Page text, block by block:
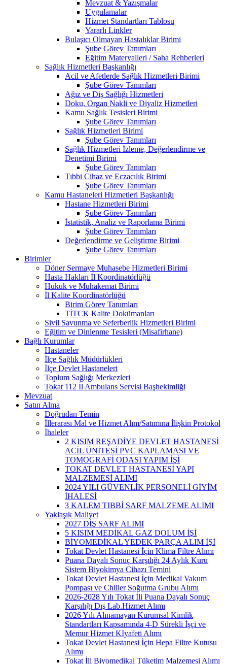
Mevzuat & Yazışmalar
Uygulamalar
Hizmet Standartları Tablosu
Yararlı Linkler
Bulaşıcı Olmayan Hastalıklar Birimi
Şube Görev Tanımları
Eğitim Materyalleri / Saha Rehberleri
Sağlık Hizmetleri Başkanlığı
Acil ve Afetlerde Sağlık Hizmetleri Birimi
Şube Görev Tanımları
Ağız ve Diş Sağlığı Hizmetleri
Doku, Organ Nakli ve Diyaliz Hizmetleri
Kamu Sağlık Tesisleri Birimi
Şube Görev Tanımları
Sağlık Hizmetleri Birimi
Şube Görev Tanımları
Sağlık Hizmetleri İzleme, Değerlendirme ve
Denetimi Birimi
Şube Görev Tanımları
Tıbbi Cihaz ve Eczacılık Birimi
Şube Görev Tanımları
Kamu Hastaneleri Hizmetleri Başkanlığı
Hastane Hizmetleri Birimi
Şube Görev Tanımları
İstatistik, Analiz ve Raporlama Birimi
Şube Görev Tanımları
Değerlendirme ve Geliştirme Birimi
Şube Görev Tanımları
Birimler
Döner Sermaye Muhasebe Hizmetleri Birimi
Hasta Hakları İl Koordinatörlüğü
Hukuk ve Muhakemat Birimi
İl Kalite Koordinatörlüğü
Birim Görev Tanımları
TİTCK Kalite Dokümanları
Sivil Savunma ve Seferberlik Hizmetleri Birimi
Eğitim ve Dinlenme Tesisleri (Misafirhane)
Bağlı Kurumlar
Hastaneler
İlçe Sağlık Müdürlükleri
İlçe Devlet Hastaneleri
Toplum Sağlığı Merkezleri
Tokat 112 İl Ambulans Servisi Başhekimliği
Mevzuat
Satın Alma
Doğrudan Temin
İllerarası Mal ve Hizmet Alım/Satımına İlişkin Protokol
İhaleler
2 KISIM REŞADİYE DEVLET HASTANESİ
ACİL ÜNİTESİ PVC KAPLAMASI VE
TOMOGRAFİ ODASI YAPIM İŞİ
TOKAT DEVLET HASTANESİ YAPI
MALZEMESİ ALIMI
2024 YILI GÜVENLİK PERSONELİ GİYİM
İHALESİ
3 KALEM TIBBİ SARF MALZEME ALIMI
Yaklaşık Maliyet
2027 DİŞ SARF ALIMI
5 KISIM MEDİKAL GAZ DOLUM İŞİ
BİYOMEDİKAL YEDEK PARÇA ALIM İŞİ
Tokat Devlet Hastanesi İçin Klima Filtre Alımı
Puana Dayalı Sonuç Karşılığı 24 Aylık Kuru
Sistem Biyokimya Cihazı Temini
Tokat Devlet Hastanesi İçin Medikal Vakum
Pompası ve Chiller Soğutma Grubu Alımı
2026-2028 Yılı Tokat İli Puana Dayalı Sonuç
Karşılığı Dış Lab.Hizmet Alımı
2026 Yılı Alınamayan Kurumsal Kimlik
Standartları Kapsamında 4-D Sürekli İşçi ve
Memur Hizmet KIyafeti Alımı
Tokat Devlet Hastanesi İçin Hepa Filtre Kutusu
Alımı
Tokat İli Biyomedikal Tüketim Malzemesi Alımı